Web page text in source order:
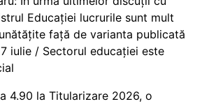
Educației lucrurile sunt mult
față de varianta publicată
iulie / Sectorul educației este
4.90 la Titularizare 2026, o